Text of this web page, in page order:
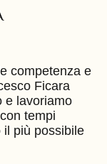
competenza e
Ficara
e lavoriamo
tempi
il più possibile